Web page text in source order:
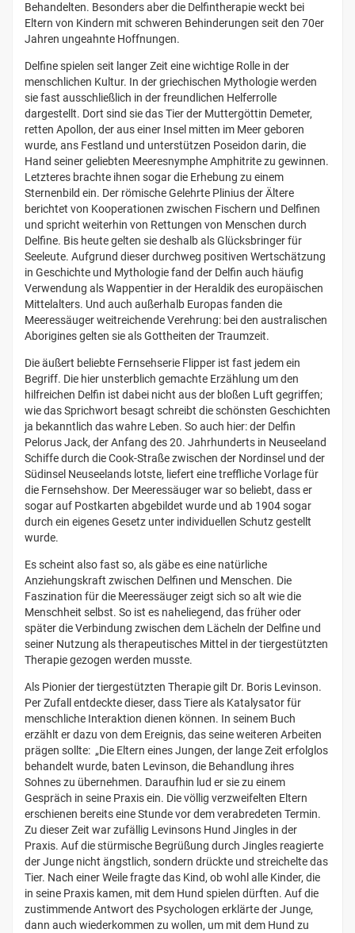
Behandelten. Besonders aber die Delfintherapie weckt bei
Eltern von Kindern mit schweren Behinderungen seit den 70er
Jahren ungeahnte Hoffnungen.
Delfine spielen seit langer Zeit eine wichtige Rolle in der
menschlichen Kultur. In der griechischen Mythologie werden
sie fast ausschließlich in der freundlichen Helferrolle
dargestellt. Dort sind sie das Tier der Muttergöttin Demeter,
retten Apollon, der aus einer Insel mitten im Meer geboren
wurde, ans Festland und unterstützen Poseidon darin, die
Hand seiner geliebten Meeresnymphe Amphitrite zu gewinnen.
Letzteres brachte ihnen sogar die Erhebung zu einem
Sternenbild ein. Der römische Gelehrte Plinius der Ältere
berichtet von Kooperationen zwischen Fischern und Delfinen
und spricht weiterhin von Rettungen von Menschen durch
Delfine. Bis heute gelten sie deshalb als Glücksbringer für
Seeleute. Aufgrund dieser durchweg positiven Wertschätzung
in Geschichte und Mythologie fand der Delfin auch häufig
Verwendung als Wappentier in der Heraldik des europäischen
Mittelalters. Und auch außerhalb Europas fanden die
Meeressäuger weitreichende Verehrung: bei den australischen
Aborigines gelten sie als Gottheiten der Traumzeit.
Die äußert beliebte Fernsehserie Flipper ist fast jedem ein
Begriff. Die hier unsterblich gemachte Erzählung um den
hilfreichen Delfin ist dabei nicht aus der bloßen Luft gegriffen;
wie das Sprichwort besagt schreibt die schönsten Geschichten
ja bekanntlich das wahre Leben. So auch hier: der Delfin
Pelorus Jack, der Anfang des 20. Jahrhunderts in Neuseeland
Schiffe durch die Cook-Straße zwischen der Nordinsel und der
Südinsel Neuseelands lotste, liefert eine treffliche Vorlage für
die Fernsehshow. Der Meeressäuger war so beliebt, dass er
sogar auf Postkarten abgebildet wurde und ab 1904 sogar
durch ein eigenes Gesetz unter individuellen Schutz gestellt
wurde.
Es scheint also fast so, als gäbe es eine natürliche
Anziehungskraft zwischen Delfinen und Menschen. Die
Faszination für die Meeressäuger zeigt sich so alt wie die
Menschheit selbst. So ist es naheliegend, das früher oder
später die Verbindung zwischen dem Lächeln der Delfine und
seiner Nutzung als therapeutisches Mittel in der tiergestützten
Therapie gezogen werden musste.
Als Pionier der tiergestützten Therapie gilt Dr. Boris Levinson.
Per Zufall entdeckte dieser, dass Tiere als Katalysator für
menschliche Interaktion dienen können. In seinem Buch
erzählt er dazu von dem Ereignis, das seine weiteren Arbeiten
prägen sollte: „Die Eltern eines Jungen, der lange Zeit erfolglos
behandelt wurde, baten Levinson, die Behandlung ihres
Sohnes zu übernehmen. Daraufhin lud er sie zu einem
Gespräch in seine Praxis ein. Die völlig verzweifelten Eltern
erschienen bereits eine Stunde vor dem verabredeten Termin.
Zu dieser Zeit war zufällig Levinsons Hund Jingles in der
Praxis. Auf die stürmische Begrüßung durch Jingles reagierte
der Junge nicht ängstlich, sondern drückte und streichelte das
Tier. Nach einer Weile fragte das Kind, ob wohl alle Kinder, die
in seine Praxis kamen, mit dem Hund spielen dürften. Auf die
zustimmende Antwort des Psychologen erklärte der Junge,
dann auch wiederkommen zu wollen, um mit dem Hund zu